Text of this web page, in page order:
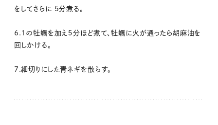
をしてさらに 5分煮る。
6.1の牡蠣を加え５分ほど煮て、牡蠣に火が通ったら胡麻油を
回しかける。
7.細切りにした青ネギを散らす。